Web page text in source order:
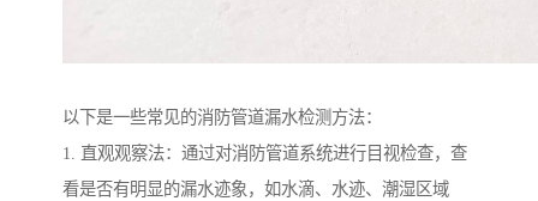
以下是一些常见的消防管道漏水检测方法：
1. 直观观察法：通过对消防管道系统进行目视检查，查
看是否有明显的漏水迹象，如水滴、水迹、潮湿区域